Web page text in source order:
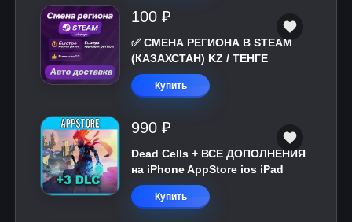
100 ₽
✅ СМЕНА РЕГИОНА В STEAM
(КАЗАХСТАН) KZ / ТЕНГЕ
Купить
990 ₽
Dead Cells + ВСЕ ДОПОЛНЕНИЯ
на iPhone AppStore ios iPad
Купить